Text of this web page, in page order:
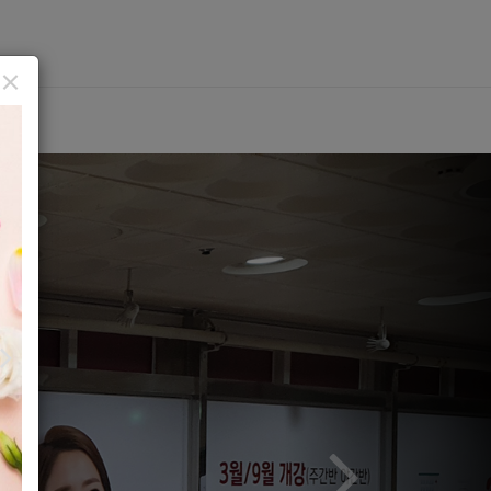
×
2026년 훈련비 우대지원 훈련기관 선정
2026년에도 훈련비 우대지원 훈련기관으로 선정되었습니다.